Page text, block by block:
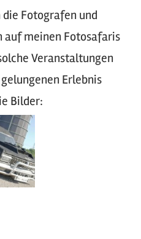
Fotografen und
auf meinen Fotosafaris
Veranstaltungen
Erlebnis
Bilder: